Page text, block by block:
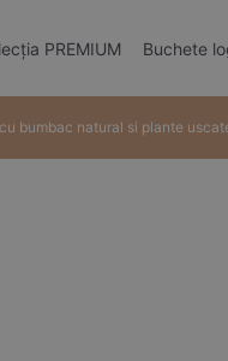
PREMIUM Buchete
bumbac natural si plante